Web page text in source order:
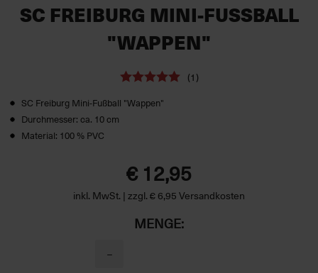
SC FREIBURG MINI-FUSSBALL
"WAPPEN"
(1)
SC Freiburg Mini-Fußball "Wappen"
Durchmesser: ca. 10 cm
Material: 100 % PVC
€ 12,95
inkl. MwSt. | zzgl. € 6,95 Versandkosten
MENGE:
−